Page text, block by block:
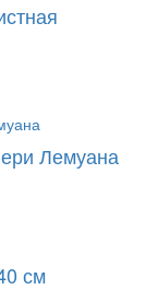
Лемуана
см